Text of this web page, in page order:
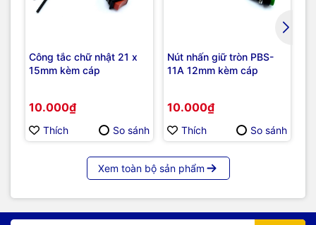
Công tắc chữ nhật 21 x
15mm kèm cáp
10.000₫
Thích So sánh
Nút nhấn giữ tròn PBS-
11A 12mm kèm cáp
10.000₫
Thích So sánh
Xem toàn bộ sản phẩm